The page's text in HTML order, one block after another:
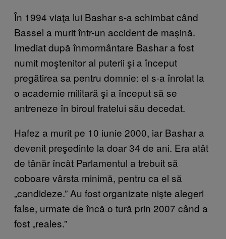
În 1994 viaţa lui Bashar s-a schimbat când
Bassel a murit într-un accident de maşină.
Imediat după înmormântare Bashar a fost
numit moştenitor al puterii şi a început
pregătirea sa pentru domnie: el s-a înrolat la
o academie militară şi a început să se
antreneze în biroul fratelui său decedat.
Hafez a murit pe 10 iunie 2000, iar Bashar a
devenit preşedinte la doar 34 de ani. Era atât
de tânăr încât Parlamentul a trebuit să
coboare vârsta minimă, pentru ca el să
„candideze.” Au fost organizate nişte alegeri
false, urmate de încă o tură prin 2007 când a
fost „reales.”